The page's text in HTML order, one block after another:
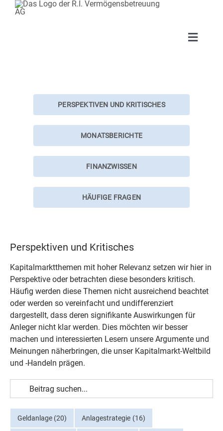
Toggle
PERSPEKTIVEN UND KRITISCHES
MONATSBERICHTE
FINANZWISSEN
HÄUFIGE FRAGEN
Perspektiven und Kritisches
Kapitalmarktthemen mit hoher Relevanz setzen wir hier in
Perspektive oder betrachten diese besonders kritisch.
Häufig werden diese Themen nicht ausreichend beachtet
oder werden so vereinfacht und undifferenziert
dargestellt, dass deren signifikante Auswirkungen für
Anleger nicht klar werden. Dies möchten wir besser
machen und interessierten Lesern unsere Argumente und
Meinungen näherbringen, die unser Kapitalmarkt-Weltbild
und -Handeln prägen.
Suche
nach:
Geldanlage (20) Anlagestrategie (16)